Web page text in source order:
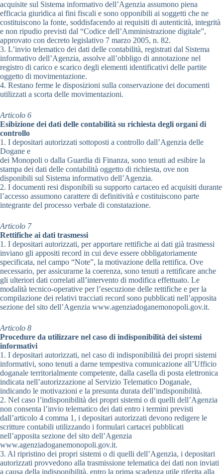
acquisite sul Sistema informativo dell’Agenzia assumono piena
efficacia giuridica ai fini fiscali e sono opponibili ai soggetti che ne
costituiscono la fonte, soddisfacendo ai requisiti di autenticità, integrità
e non ripudio previsti dal “Codice dell’Amministrazione digitale”,
approvato con decreto legislativo 7 marzo 2005, n. 82.
3. L’invio telematico dei dati delle contabilità, registrati dal Sistema
informativo dell’Agenzia, assolve all’obbligo di annotazione nel
registro di carico e scarico degli elementi identificativi delle partite
oggetto di movimentazione.
4. Restano ferme le disposizioni sulla conservazione dei documenti
utilizzati a scorta delle movimentazioni.
Articolo 6
Esibizione dei dati delle contabilità su richiesta degli organi di
controllo
1. I depositari autorizzati sottoposti a controllo dall’Agenzia delle
Dogane e
dei Monopoli o dalla Guardia di Finanza, sono tenuti ad esibire la
stampa dei dati delle contabilità oggetto di richiesta, ove non
disponibili sul Sistema informativo dell’Agenzia.
2. I documenti resi disponibili su supporto cartaceo ed acquisiti durante
l’accesso assumono carattere di definitività e costituiscono parte
integrante del processo verbale di constatazione.
Articolo 7
Rettifiche ai dati trasmessi
1. I depositari autorizzati, per apportare rettifiche ai dati già trasmessi
inviano gli appositi record in cui deve essere obbligatoriamente
specificata, nel campo “Note”, la motivazione della rettifica. Ove
necessario, per assicurarne la coerenza, sono tenuti a rettificare anche
gli ulteriori dati correlati all’intervento di modifica effettuato. Le
modalità tecnico-operative per l’esecuzione delle rettifiche e per la
compilazione dei relativi tracciati record sono pubblicati nell’apposita
sezione del sito dell’Agenzia www.agenziadoganemonopoli.gov.it.
Articolo 8
Procedure da utilizzare nel caso di indisponibilità dei sistemi
informativi
1. I depositari autorizzati, nel caso di indisponibilità dei propri sistemi
informativi, sono tenuti a darne tempestiva comunicazione all’Ufficio
doganale territorialmente competente, dalla casella di posta elettronica
indicata nell’autorizzazione al Servizio Telematico Doganale,
indicando le motivazioni e la presunta durata dell’indisponibilità.
2. Nel caso l’indisponibilità dei propri sistemi o di quelli dell’Agenzia
non consenta l’invio telematico dei dati entro i termini previsti
dall’articolo 4 comma 1, i depositari autorizzati devono redigere le
scritture contabili utilizzando i formulari cartacei pubblicati
nell’apposita sezione del sito dell’Agenzia
www.agenziadoganemonopoli.gov.it.
3. Al ripristino dei propri sistemi o di quelli dell’Agenzia, i depositari
autorizzati provvedono alla trasmissione telematica dei dati non inviati
a causa della indisponibilità, entro la prima scadenza utile riferita alla